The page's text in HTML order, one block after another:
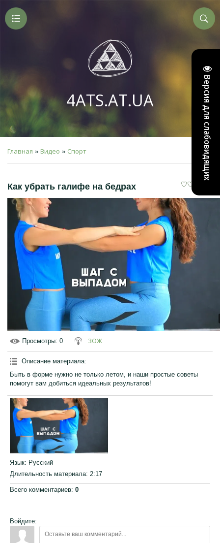
Версия для слабовидящих
4ATS.AT.UA
Главная » Видео » Спорт
Как убрать галифе на бедрах
Просмотры: 0 ЗОЖ
Описание материала:
Быть в форме нужно не только летом, и наши простые советы
помогут вам добиться идеальных результатов!
Язык: Русский
Длительность материала: 2:17
Всего комментариев: 0
Войдите: